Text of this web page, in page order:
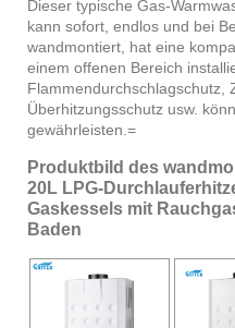
Dieser typische Gas-
kann sofort, endlos und bei
wandmontiert, hat eine
einem offenen Bereich
Flammendurchschlagschutz,
Überhitzungsschutz usw.
gewährleisten.=
Produktbild des
20L LPG-
Gaskessels mit
Baden